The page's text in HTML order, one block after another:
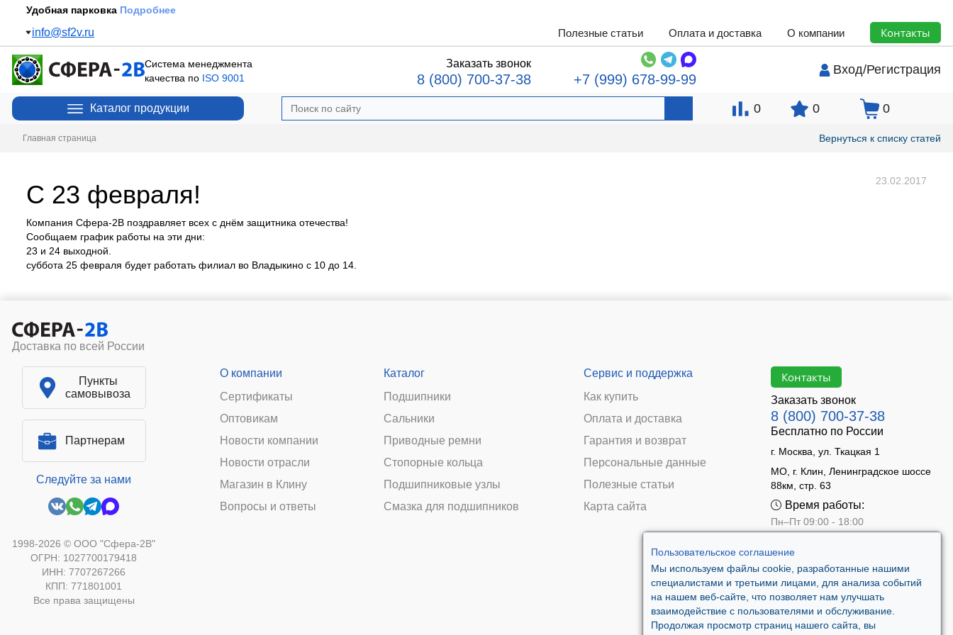
Пользовательское соглашение
Мы используем файлы cookie, разработанные нашими
специалистами и третьими лицами, для анализа событий
на нашем веб-сайте, что позволяет нам улучшать
взаимодействие с пользователями и обслуживание.
Продолжая просмотр страниц нашего сайта, вы
Удобная парковка Подробнее
info@sf2v.ru Полезные статьи Оплата и доставка О компании Контакты
Система менеджмента
качества по ISO 9001
Заказать звонок
8 (800) 700-37-38 +7 (999) 678-99-99
Вход/Регистрация
Каталог продукции 0 0 0
Главная страница Вернуться к списку статей
23.02.2017
C 23 февраля!
Компания Сфера-2В поздравляет всех с днём защитника отечества!
Сообщаем график работы на эти дни:
23 и 24 выходной.
суббота 25 февраля будет работать филиал во Владыкино с 10 до 14.
Доставка по всей России
Пункты
самовывоза
Партнерам
Следуйте за нами
1998-2026 © ООО "Сфера-2В"
ОГРН: 1027700179418
ИНН: 7707267266
КПП: 771801001
Все права защищены
О компании
Сертификаты
Оптовикам
Новости компании
Новости отрасли
Магазин в Клину
Вопросы и ответы
Каталог
Подшипники
Сальники
Приводные ремни
Стопорные кольца
Подшипниковые узлы
Смазка для подшипников
Сервис и поддержка
Как купить
Оплата и доставка
Гарантия и возврат
Персональные данные
Полезные статьи
Карта сайта
Контакты
Заказать звонок
8 (800) 700-37-38
Бесплатно по России
г. Москва, ул. Ткацкая 1
МО, г. Клин, Ленинградское шоссе
88км, стр. 63
Время работы:
Пн–Пт 09:00 - 18:00
Сб 10:00 - 14:00
Вс - выходной